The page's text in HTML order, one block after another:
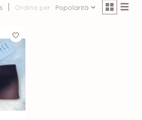
Ordina per Popolarità